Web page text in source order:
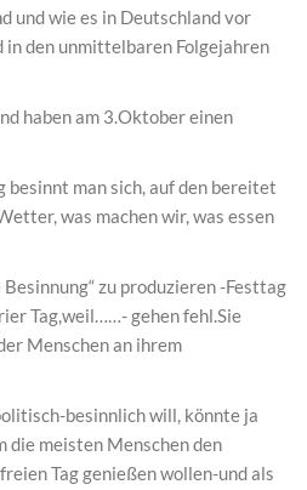
und wie es in Deutschland vor
in den unmittelbaren Folgejahren
haben am 3.Oktober einen
besinnt man sich, auf den bereitet
was machen wir, was essen
zu produzieren -Festtag
Tag,weil……- gehen fehl.Sie
Menschen an ihrem
besinnlich will, könnte ja
die meisten Menschen den
Tag genießen wollen-und als